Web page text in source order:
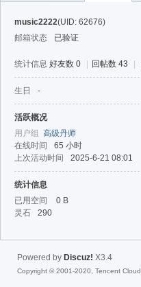
music2222(UID: 62676)
邮箱状态
已验证
统计信息 好友数 0 回帖数 43
生日 -
活跃概况
用户组 高级丹师
在线时间
65 小时
上次活动时间
2025-6-21 08:01
统计信息
已用空间
0 B
灵石
290
Powered by Discuz! X3.4
Copyright © 2001-2020, Tencent Cloud.